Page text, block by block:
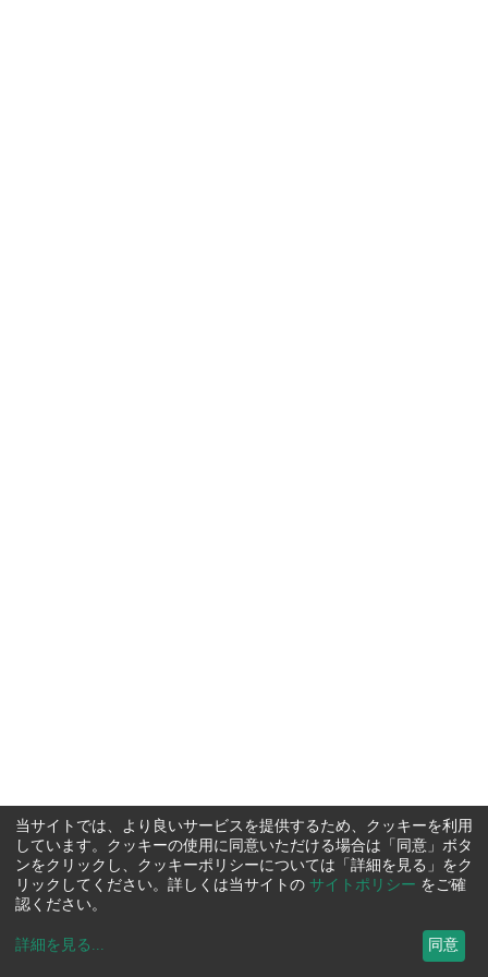
当サイトでは、より良いサービスを提供するため、クッキーを利用
しています。クッキーの使用に同意いただける場合は「同意」ボタ
ンをクリックし、クッキーポリシーについては「詳細を見る」をク
リックしてください。詳しくは当サイトの サイトポリシー をご確
認ください。
詳細を見る ... 同意